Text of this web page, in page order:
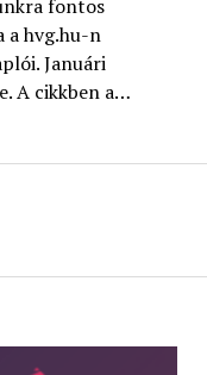
fontos
a hvg.hu-n
Januári
A cikkben a…